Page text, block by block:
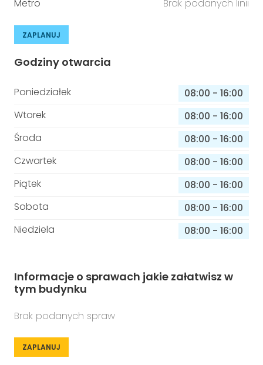
Metro
Brak podanych linii
ZAPLANUJ
Godziny otwarcia
Poniedziałek 08:00 - 16:00
Wtorek
08:00 - 16:00
Środa
08:00 - 16:00
Czwartek
08:00 - 16:00
Piątek
08:00 - 16:00
Sobota
08:00 - 16:00
Niedziela
08:00 - 16:00
Informacje o sprawach jakie załatwisz w
tym budynku
Brak podanych spraw
ZAPLANUJ